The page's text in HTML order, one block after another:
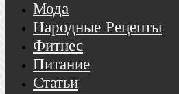
Мода
Народные Рецепты
Фитнес
Питание
Статьи